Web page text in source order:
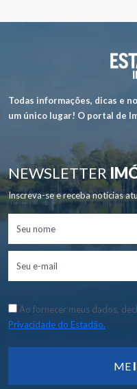
Todas informações, dicas e
um único lugar! O portal de
NEWSLETTER
Inscreva-se e receba notícias
Ao fornecer meus dados,
Privacidade do Estadão.
ME